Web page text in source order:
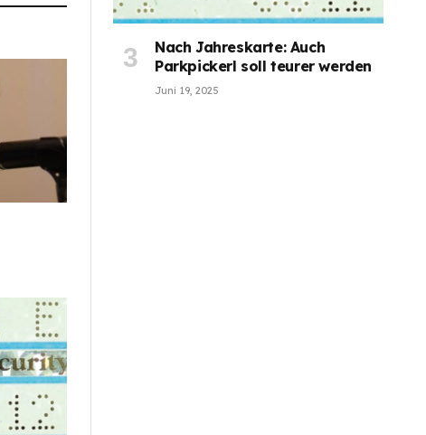
Nach Jahreskarte: Auch
Parkpickerl soll teurer werden
Juni 19, 2025